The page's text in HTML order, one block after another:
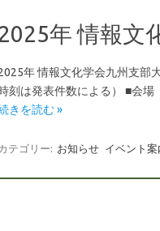
年 情報文
年 情報文化学会九州支
刻は発表件数による） ■会
きを読む »
カテゴリー: お知らせ イベント案